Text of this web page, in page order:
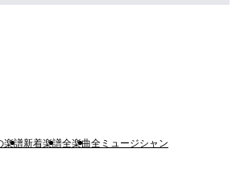
楽譜新着楽譜全楽曲全ミュージシャン